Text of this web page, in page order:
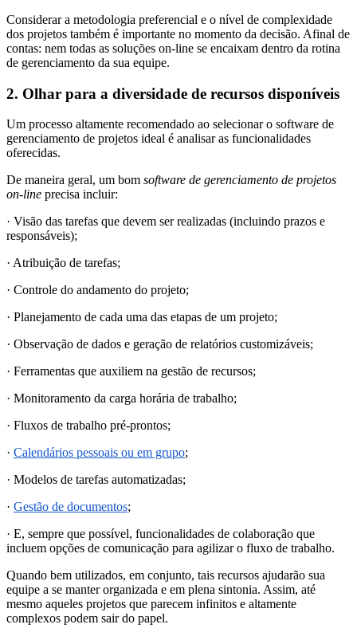
Considerar a metodologia preferencial e o nível de complexidade
dos projetos também é importante no momento da decisão. Afinal de
contas: nem todas as soluções on-line se encaixam dentro da rotina
de gerenciamento da sua equipe.
2. Olhar para a diversidade de recursos disponíveis
Um processo altamente recomendado ao selecionar o software de
gerenciamento de projetos ideal é analisar as funcionalidades
oferecidas.
De maneira geral, um bom software de gerenciamento de projetos
on-line precisa incluir:
· Visão das tarefas que devem ser realizadas (incluindo prazos e
responsáveis);
· Atribuição de tarefas;
· Controle do andamento do projeto;
· Planejamento de cada uma das etapas de um projeto;
· Observação de dados e geração de relatórios customizáveis;
· Ferramentas que auxiliem na gestão de recursos;
· Monitoramento da carga horária de trabalho;
· Fluxos de trabalho pré-prontos;
· Calendários pessoais ou em grupo;
· Modelos de tarefas automatizadas;
· Gestão de documentos;
· E, sempre que possível, funcionalidades de colaboração que
incluem opções de comunicação para agilizar o fluxo de trabalho.
Quando bem utilizados, em conjunto, tais recursos ajudarão sua
equipe a se manter organizada e em plena sintonia. Assim, até
mesmo aqueles projetos que parecem infinitos e altamente
complexos podem sair do papel.